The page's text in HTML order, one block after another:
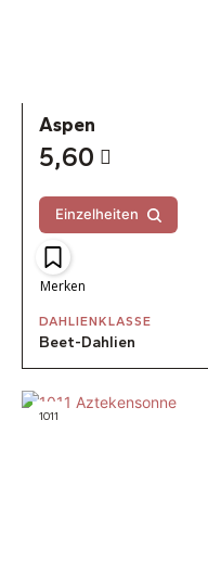
Aspen
5,60
Einzelheiten
Merken
DAHLIENKLASSE
Beet-Dahlien
1011